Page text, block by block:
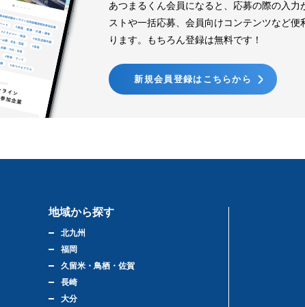
あつまるくん会員になると、応募の際の入力
ストや一括応募、会員向けコンテンツなど
ります。もちろん登録は無料です！
新規会員登録はこちらから
地域から探す
北九州
福岡
久留米・鳥栖・佐賀
長崎
大分